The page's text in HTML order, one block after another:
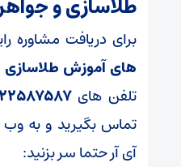
طلاسازی و
برای دریافت مشاوره
های آموزش طلاسازی
تلفن های
تماس بگیرید و به
آی آر حتما سر بزنید: